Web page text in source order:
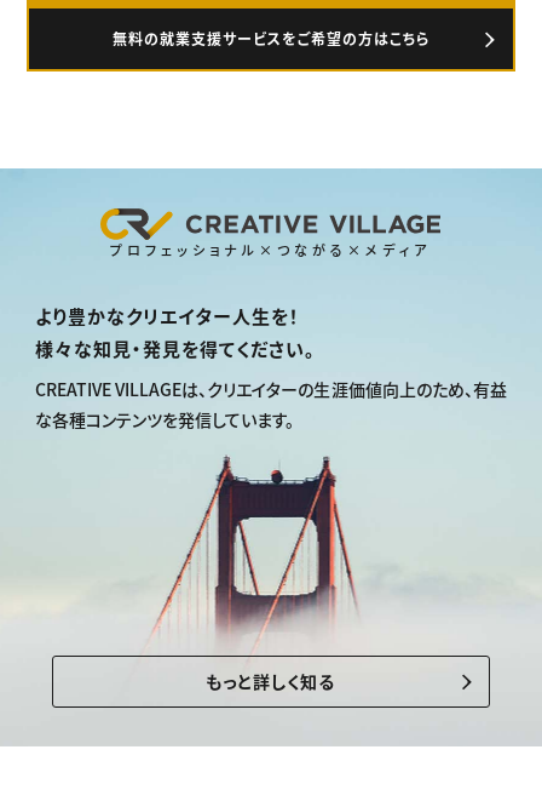
無料の就業支援サービスをご希望の方はこちら
プロフェッショナル×つながる×メディア
より豊かなクリエイター人生を！
様々な知見・発見を得てください。
CREATIVE VILLAGEは、 クリエイターの生涯価値向上のため、有益
な各種コンテンツを発信しています。
もっと詳しく知る